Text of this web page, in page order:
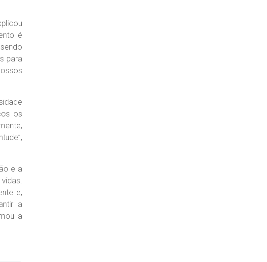
é
para
os
e a
e,
a
a